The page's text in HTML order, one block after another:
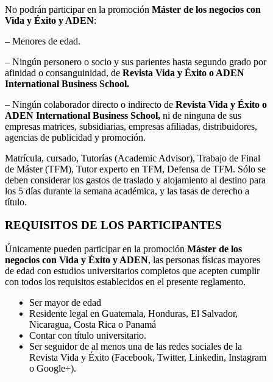
No podrán participar en la promoción Máster de los negocios con
Vida y Éxito y ADEN:
– Menores de edad.
– Ningún personero o socio y sus parientes hasta segundo grado por
afinidad o consanguinidad, de Revista Vida y Éxito o ADEN
International Business School.
– Ningún colaborador directo o indirecto de Revista Vida y Éxito o
ADEN International Business School, ni de ninguna de sus
empresas matrices, subsidiarias, empresas afiliadas, distribuidores,
agencias de publicidad y promoción.
Matrícula, cursado, Tutorías (Academic Advisor), Trabajo de Final
de Máster (TFM), Tutor experto en TFM, Defensa de TFM. Sólo se
deben considerar los gastos de traslado y alojamiento al destino para
los 5 días durante la semana académica, y las tasas de derecho a
título.
REQUISITOS DE LOS PARTICIPANTES
Únicamente pueden participar en la promoción Máster de los
negocios con Vida y Éxito y ADEN, las personas físicas mayores
de edad con estudios universitarios completos que acepten cumplir
con todos los requisitos establecidos en el presente reglamento.
Ser mayor de edad
Residente legal en Guatemala, Honduras, El Salvador,
Nicaragua, Costa Rica o Panamá
Contar con título universitario.
Ser seguidor de al menos una de las redes sociales de la
Revista Vida y Éxito (Facebook, Twitter, Linkedin, Instagram
o Google+).